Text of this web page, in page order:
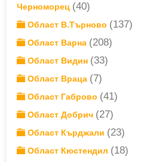
Черноморец (40)
Област В.Търново (137)
Област Варна (208)
Област Видин (33)
Област Враца (7)
Област Габрово (41)
Област Добрич (27)
Област Кърджали (23)
Област Кюстендил (18)